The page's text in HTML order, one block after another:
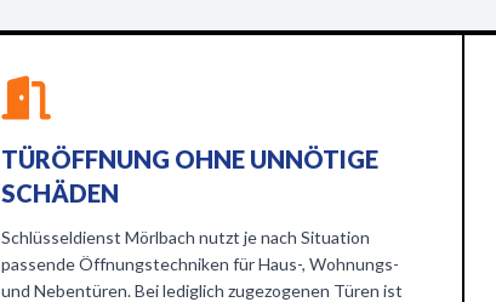
TÜRÖFFNUNG OHNE UNNÖTIGE
SCHÄDEN
Schlüsseldienst Mörlbach nutzt je nach Situation
passende Öffnungstechniken für Haus-, Wohnungs-
und Nebentüren. Bei lediglich zugezogenen Türen ist